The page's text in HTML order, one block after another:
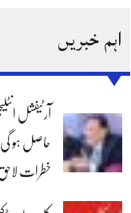
اہم خبریں
آرٹیفشل
خطرات لاحق